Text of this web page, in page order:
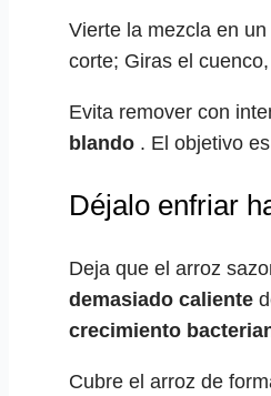
Vierte la mezcla en
corte; Giras el
Evita remover con
blando . El objetivo
Déjalo enfriar
Deja que el arroz
demasiado caliente
crecimiento
Cubre el arroz de